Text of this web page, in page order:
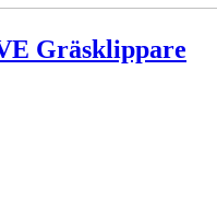
Gräsklippare